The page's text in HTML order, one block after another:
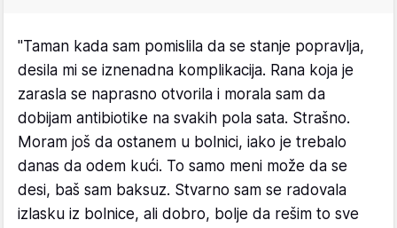
"Taman kada sam pomislila da se stanje popravlja,
desila mi se iznenadna komplikacija. Rana koja je
zarasla se naprasno otvorila i morala sam da
dobijam antibiotike na svakih pola sata. Strašno.
Moram još da ostanem u bolnici, iako je trebalo
danas da odem kući. To samo meni može da se
desi, baš sam baksuz. Stvarno sam se radovala
izlasku iz bolnice, ali dobro, bolje da rešim to sve